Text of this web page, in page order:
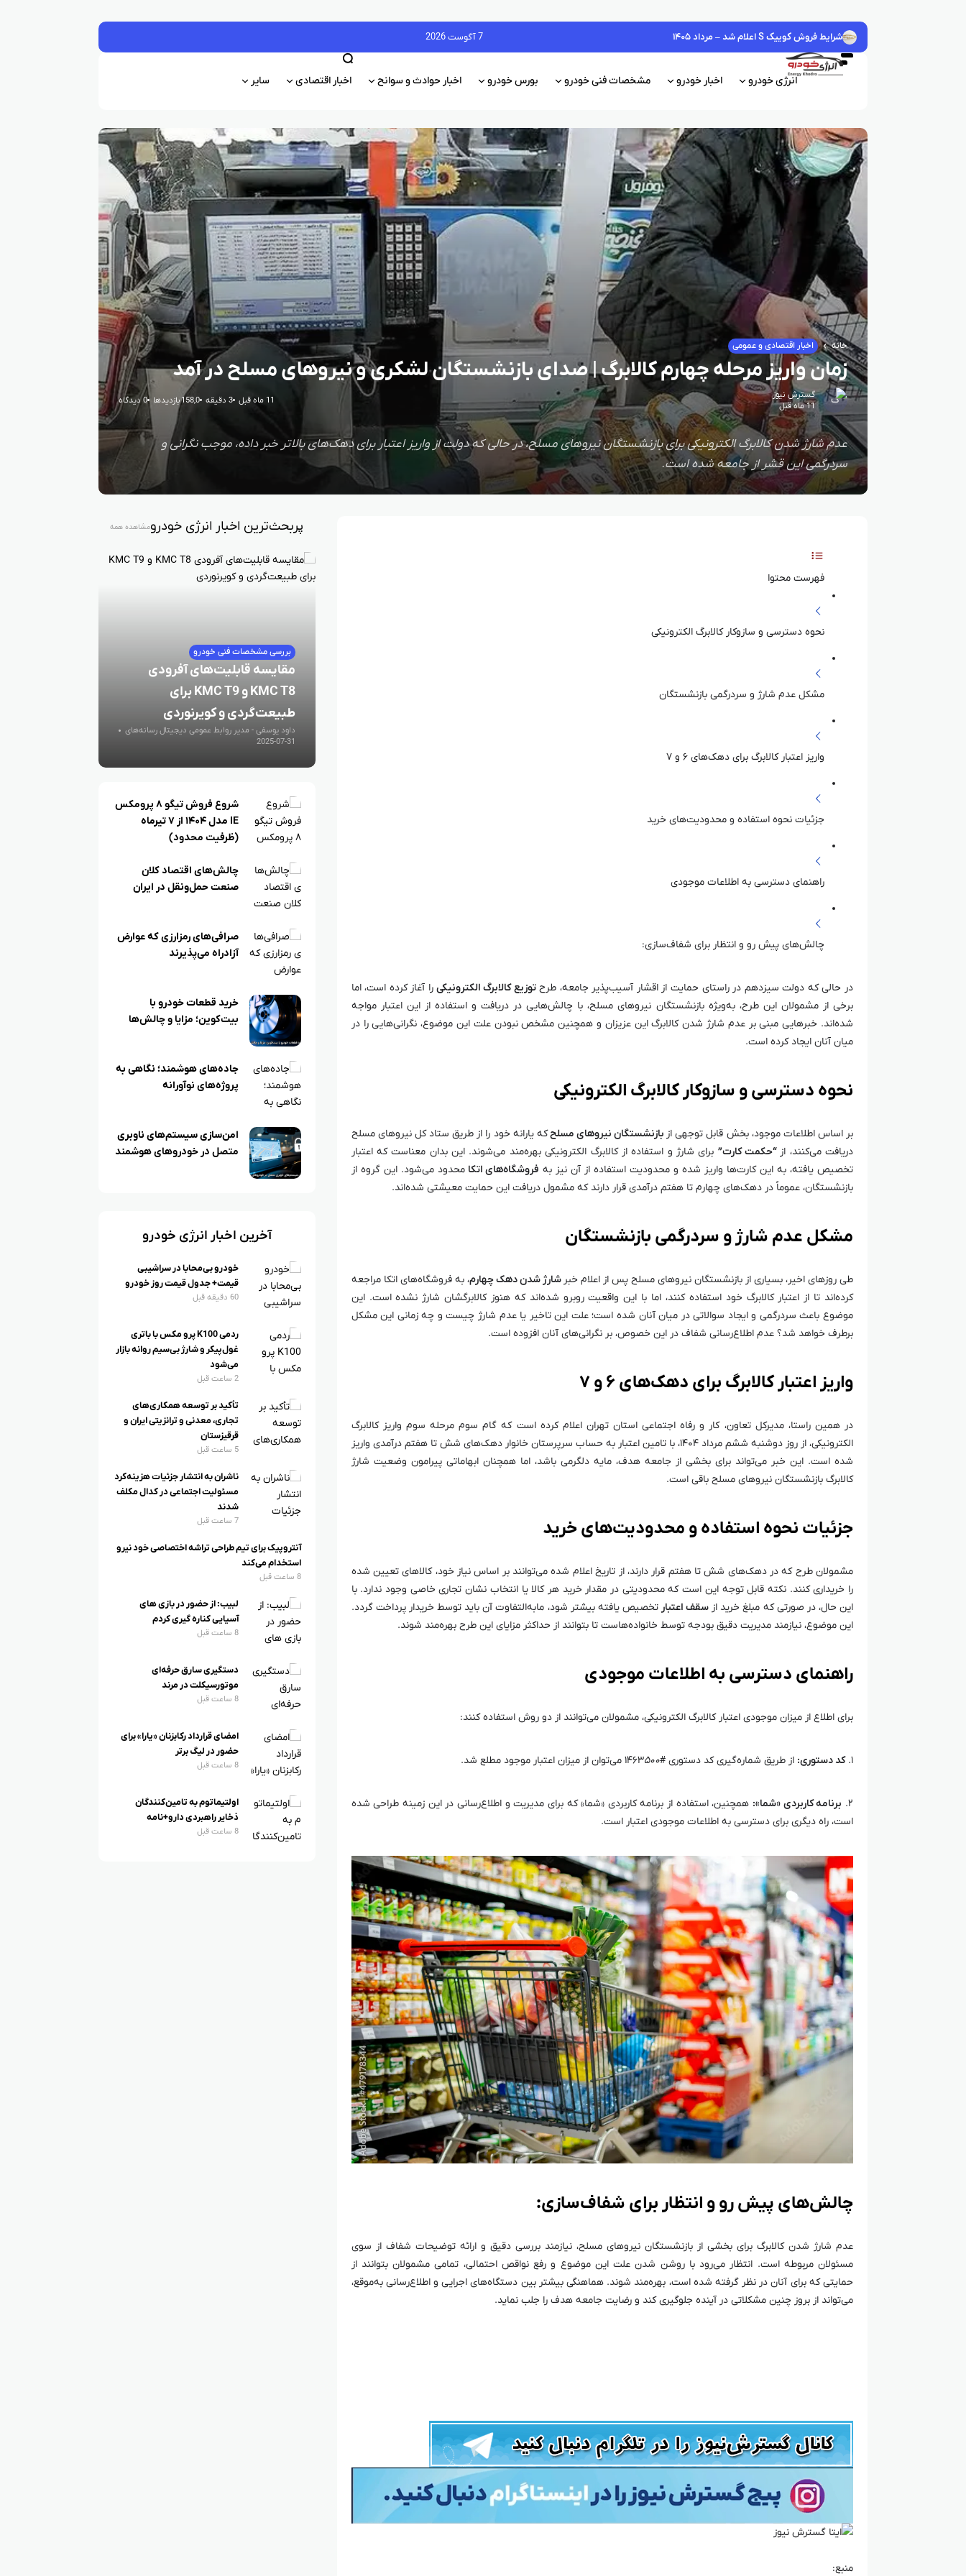
شرایط فروش کوییک S اعلام شد – مرداد ۱۴۰۵ 7 آگوست 2026
انرژی خودرو اخبار خودرو مشخصات فنی خودرو بورس خودرو اخبار حوادث و سوانح اخبار اقتصادی سایر
خانه اخبار اقتصادی و عمومی
زمان واریز مرحله چهارم کالابرگ | صدای بازنشستگان لشکری و نیرو‌های مسلح در آمد
گسترش نیوز
11 ماه قبل
11 ماه قبل 3 دقیقه 158,0 بازدیدها 0 دیدگاه
عدم شارژ شدن کالابرگ الکترونیکی برای بازنشستگان نیروهای مسلح، در حالی که دولت از واریز اعتبار برای دهک‌های بالاتر خبر داده، موجب نگرانی و
سردرگمی این قشر از جامعه شده است.
فهرست محتوا
نحوه دسترسی و سازوکار کالابرگ الکترونیکی
مشکل عدم شارژ و سردرگمی بازنشستگان
واریز اعتبار کالابرگ برای دهک‌های ۶ و ۷
جزئیات نحوه استفاده و محدودیت‌های خرید
راهنمای دسترسی به اطلاعات موجودی
چالش‌های پیش رو و انتظار برای شفاف‌سازی:
در حالی که دولت سیزدهم در راستای حمایت از اقشار آسیب‌پذیر جامعه، طرحتوزیع کالابرگ الکترونیکیرا آغاز کرده است، اما
برخی از مشمولان این طرح، به‌ویژه بازنشستگان نیروهای مسلح، با چالش‌هایی در دریافت و استفاده از این اعتبار مواجه
شده‌اند. خبرهایی مبنی بر عدم شارژ شدن کالابرگ این عزیزان و همچنین مشخص نبودن علت این موضوع، نگرانی‌هایی را در
میان آنان ایجاد کرده است.
نحوه دسترسی و سازوکار کالابرگ الکترونیکی
بر اساس اطلاعات موجود، بخش قابل توجهی از بازنشستگان نیروهای مسلحکه یارانه خود را از طریق ستاد کل نیروهای مسلح
دریافت می‌کنند، از “حکمت کارت” برای شارژ و استفاده از کالابرگ الکترونیکی بهره‌مند می‌شوند. این بدان معناست که اعتبار
تخصیص یافته، به این کارت‌ها واریز شده و محدودیت استفاده از آن نیز به فروشگاه‌های اتکامحدود می‌شود. این گروه از
بازنشستگان، عموماً در دهک‌های چهارم تا هفتم درآمدی قرار دارند که مشمول دریافت این حمایت معیشتی شده‌اند.
مشکل عدم شارژ و سردرگمی بازنشستگان
طی روزهای اخیر، بسیاری از بازنشستگان نیروهای مسلح پس از اعلام خبر شارژ شدن دهک چهارم، به فروشگاه‌های اتکا مراجعه
کرده‌اند تا از اعتبار کالابرگ خود استفاده کنند، اما با این واقعیت روبرو شده‌اند که هنوز کالابرگشان شارژ نشده است. این
موضوع باعث سردرگمی و ایجاد سوالاتی در میان آنان شده است؛ علت این تاخیر یا عدم شارژ چیست و چه زمانی این مشکل
برطرف خواهد شد؟ عدم اطلاع‌رسانی شفاف در این خصوص، بر نگرانی‌های آنان افزوده است.
واریز اعتبار کالابرگ برای دهک‌های ۶ و ۷
در همین راستا، مدیرکل تعاون، کار و رفاه اجتماعی استان تهران اعلام کرده است که گام سوم مرحله سوم واریز کالابرگ
الکترونیکی، از روز دوشنبه ششم مرداد ۱۴۰۴، با تامین اعتبار به حساب سرپرستان خانوار دهک‌های شش تا هفتم درآمدی واریز
شده است. این خبر می‌تواند برای بخشی از جامعه هدف، مایه دلگرمی باشد، اما همچنان ابهاماتی پیرامون وضعیت شارژ
کالابرگ بازنشستگان نیروهای مسلح باقی است.
جزئیات نحوه استفاده و محدودیت‌های خرید
مشمولان طرح که در دهک‌های شش تا هفتم قرار دارند، از تاریخ اعلام شده می‌توانند بر اساس نیاز خود، کالاهای تعیین شده
را خریداری کنند. نکته قابل توجه این است که محدودیتی در مقدار خرید هر کالا یا انتخاب نشان تجاری خاصی وجود ندارد. با
این حال، در صورتی که مبلغ خرید از سقف اعتبار تخصیص یافته بیشتر شود، مابه‌التفاوت آن باید توسط خریدار پرداخت گردد.
این موضوع، نیازمند مدیریت دقیق بودجه توسط خانواده‌هاست تا بتوانند از حداکثر مزایای این طرح بهره‌مند شوند.
راهنمای دسترسی به اطلاعات موجودی
برای اطلاع از میزان موجودی اعتبار کالابرگ الکترونیکی، مشمولان می‌توانند از دو روش استفاده کنند:
۱. کد دستوری: از طریق شماره‌گیری کد دستوری #۱۴۶۳۵۰۰ می‌توان از میزان اعتبار موجود مطلع شد.
۲. برنامه کاربردی «شما»: همچنین، استفاده از برنامه کاربردی «شما» که برای مدیریت و اطلاع‌رسانی در این زمینه طراحی شده
است، راه دیگری برای دسترسی به اطلاعات موجودی اعتبار است.
چالش‌های پیش رو و انتظار برای شفاف‌سازی:
عدم شارژ شدن کالابرگ برای بخشی از بازنشستگان نیروهای مسلح، نیازمند بررسی دقیق و ارائه توضیحات شفاف از سوی
مسئولان مربوطه است. انتظار می‌رود با روشن شدن علت این موضوع و رفع نواقص احتمالی، تمامی مشمولان بتوانند از
حمایتی که برای آنان در نظر گرفته شده است، بهره‌مند شوند. هماهنگی بیشتر بین دستگاه‌های اجرایی و اطلاع‌رسانی به‌موقع،
می‌تواند از بروز چنین مشکلاتی در آینده جلوگیری کند و رضایت جامعه هدف را جلب نماید.
منبع:
پربحث‌ترین اخبار انرژی خودرومشاهده همه
بررسی مشخصات فنی خودرو
مقایسه قابلیت‌های آفرودی
KMC T8 و KMC T9 برای
طبیعت‌گردی و کویرنوردی
داود یوسفی - مدیر روابط عمومی دیجیتال رسانه‌های
اقتصادی
2025-07-31
شروع فروش تیگو ۸ پرومکس
IE مدل ۱۴۰۴ از ۷ تیرماه
(ظرفیت محدود)
چالش‌های اقتصاد کلان
صنعت حمل‌ونقل در ایران
صرافی‌های رمزارزی که عوارض
آزادراه می‌پذیرند
خرید قطعات خودرو با
بیت‌کوین؛ مزایا و چالش‌ها
جاده‌های هوشمند؛ نگاهی به
پروژه‌های نوآورانه
امن‌سازی سیستم‌های ناوبری
متصل در خودروهای هوشمند
آخرین اخبار انرژی خودرو
خودرو بی‌محابا در سراشیبی
قیمت+ جدول قیمت روز خودرو
60 دقیقه قبل
ردمی K100 پرو مکس با باتری
غول‌پیکر و شارژ بی‌سیم روانه بازار
می‌شود
2 ساعت قبل
تأکید بر توسعه همکاری‌های
تجاری، معدنی و ترانزیتی ایران و
قرقیزستان
5 ساعت قبل
ناشران به انتشار جزئیات هزینه‌کرد
مسئولیت اجتماعی در کدال مکلف
شدند
7 ساعت قبل
آنتروپیک برای تیم طراحی تراشه اختصاصی خود نیرو
استخدام می‌کند
8 ساعت قبل
لبیب: از حضور در بازی های
آسیایی کناره گیری کردم
8 ساعت قبل
دستگیری سارق حرفه‌ای
موتورسیکلت در مرند
8 ساعت قبل
امضای قرارداد رکابزنان «یارا» برای
حضور در لیگ برتر
8 ساعت قبل
اولتیماتوم به تامین‌کنندگان
ذخایر راهبردی دارو+نامه
8 ساعت قبل